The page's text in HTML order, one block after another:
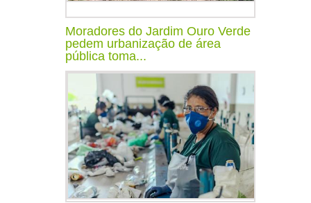
Moradores do Jardim Ouro Verde
pedem urbanização de área
pública toma...